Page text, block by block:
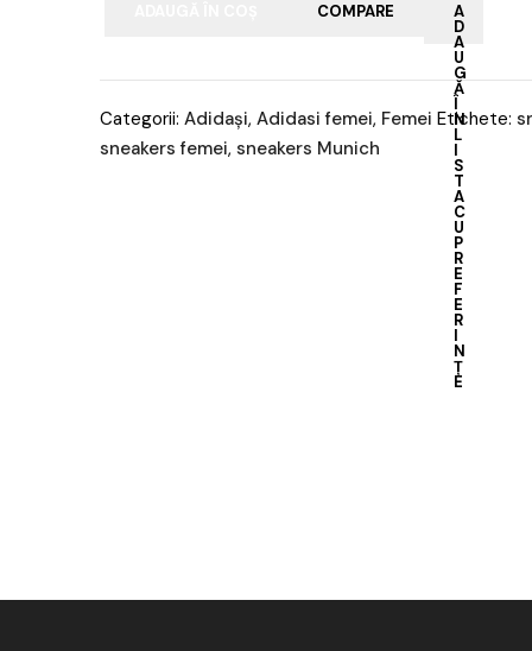
COMPARE A
D
A
U
G
Ă
Î
N
L
I
S
T
A
C
U
P
R
E
F
E
R
I
N
Ț
E
Categorii: Adidași, Adidasi femei, Femei Etichete:
sneakers femei, sneakers Munich